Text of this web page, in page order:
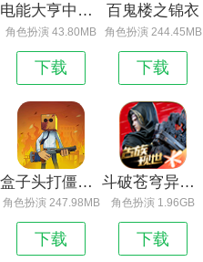
电能大亨中文版下载_电能大亨
角色扮演 43.80MB
下载
百鬼楼之锦衣
角色扮演 244.45MB
下载
盒子头打僵尸_盒子头僵尸必须死官方版正版下载
角色扮演 247.98MB
下载
斗破苍穹异火重燃
角色扮演 1.96GB
下载